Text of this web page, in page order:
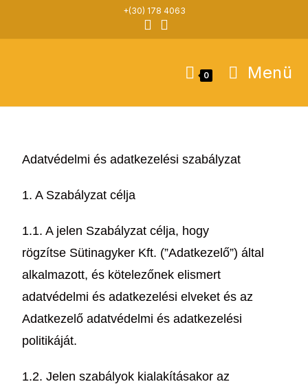
+(30) 178 4063
0 Menü
Adatvédelmi és adatkezelési szabályzat
1. A Szabályzat célja
1.1. A jelen Szabályzat célja, hogy
rögzítse Sütinagyker Kft. (”Adatkezelő”) által
alkalmazott, és kötelezőnek elismert
adatvédelmi és adatkezelési elveket és az
Adatkezelő adatvédelmi és adatkezelési
politikáját.
1.2. Jelen szabályok kialakításakor az